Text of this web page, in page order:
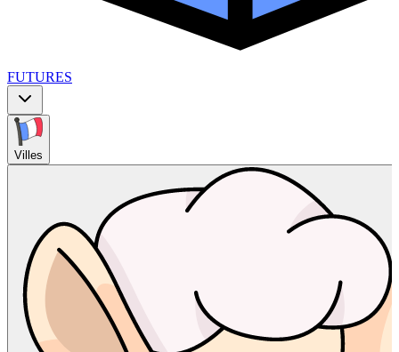
FUTURES
Villes